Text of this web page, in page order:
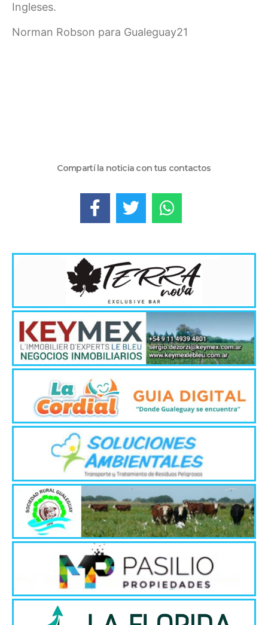
Ingleses.
Norman Robson para Gualeguay21
Compartí la noticia con tus contactos